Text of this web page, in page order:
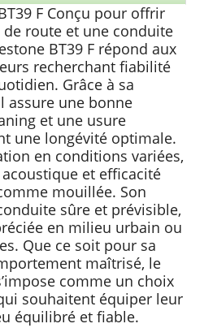
F Conçu pour offrir
route et une conduite
BT39 F répond aux
recherchant fiabilité
Grâce à sa
assure une bonne
et une usure
une longévité optimale.
en conditions variées,
et efficacité
mouillée. Son
sûre et prévisible,
en milieu urbain ou
Que ce soit pour sa
maîtrisé, le
comme un choix
souhaitent équiper leur
équilibré et fiable.